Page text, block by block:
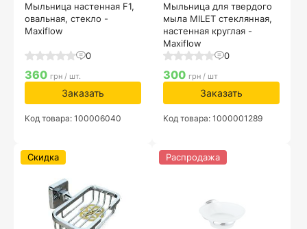
Мыльница настенная F1,
овальная, стекло -
Maxiflow
0
360 грн / шт.
Заказать
Код товара: 100006040
Мыльница для твердого
мыла MILET стеклянная,
настенная круглая -
Maxiflow
0
300 грн / шт
Заказать
Код товара: 1000001289
Скидка Распродажа